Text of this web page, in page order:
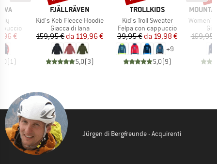
ridotto
€
(1)
MARCHIO
FJÄLLRÄVEN
Articolo
Kid's Keb Fleece Hoodie
Gruppo di prodotti
Giacca di lana
Prezzo
159,95 € Prezzo ridotto
da 119,96 €
5,0(3)
MARCHIO
TROLLKIDS
Articolo
Kid's Troll Sweater
Gruppo di prodotti
Felpa con cappuccio
Prezzo
39,95 € Prezzo ridotto
da 19,98 €
+9
5,0(9)
MARCHIO
Articolo
Women's
169,95
Jürgen di Bergfreunde - Acquirenti